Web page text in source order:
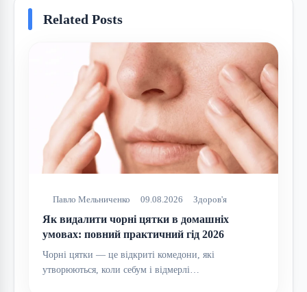
Related Posts
Павло Мельниченко 09.08.2026 Здоров'я
Як видалити чорні цятки в домашніх
умовах: повний практичний гід 2026
Чорні цятки — це відкриті комедони, які
утворюються, коли себум і відмерлі…